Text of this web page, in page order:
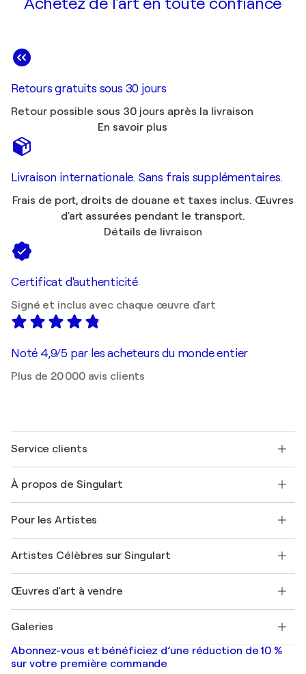
Retours gratuits sous 30 jours
Retour possible sous 30 jours après la livraison
En savoir plus
Livraison internationale. Sans frais supplémentaires.
Frais de port, droits de douane et taxes inclus. Œuvres
d'art assurées pendant le transport.
Détails de livraison
Certificat d'authenticité
Signé et inclus avec chaque œuvre d'art
Noté 4,9/5 par les acheteurs du monde entier
Plus de 20 000 avis clients
Service clients
Expédition
Offrir une carte cadeau
Rejoignez notre programme commercial
Mon compte
+33 1 76 44 06 42
À propos de Singulart
FAQ
Magazine Singulart
Emplois
Découvrez une sélection d'art original
Pour les Artistes
Se connecter en tant qu'Artiste
Artistes Célèbres sur Singulart
Marc Chagall
Banksy
Mr. Brainwash
Shepard Fairey
Œuvres d'art à vendre
Tableaux abstraits à vendre
Peintures de paysage
Estampes
Galeries
Galeries d'art en France
Galeries d'art en Belgique
Abonnez-vous et bénéficiez d’une réduction de 10 %
sur votre première commande